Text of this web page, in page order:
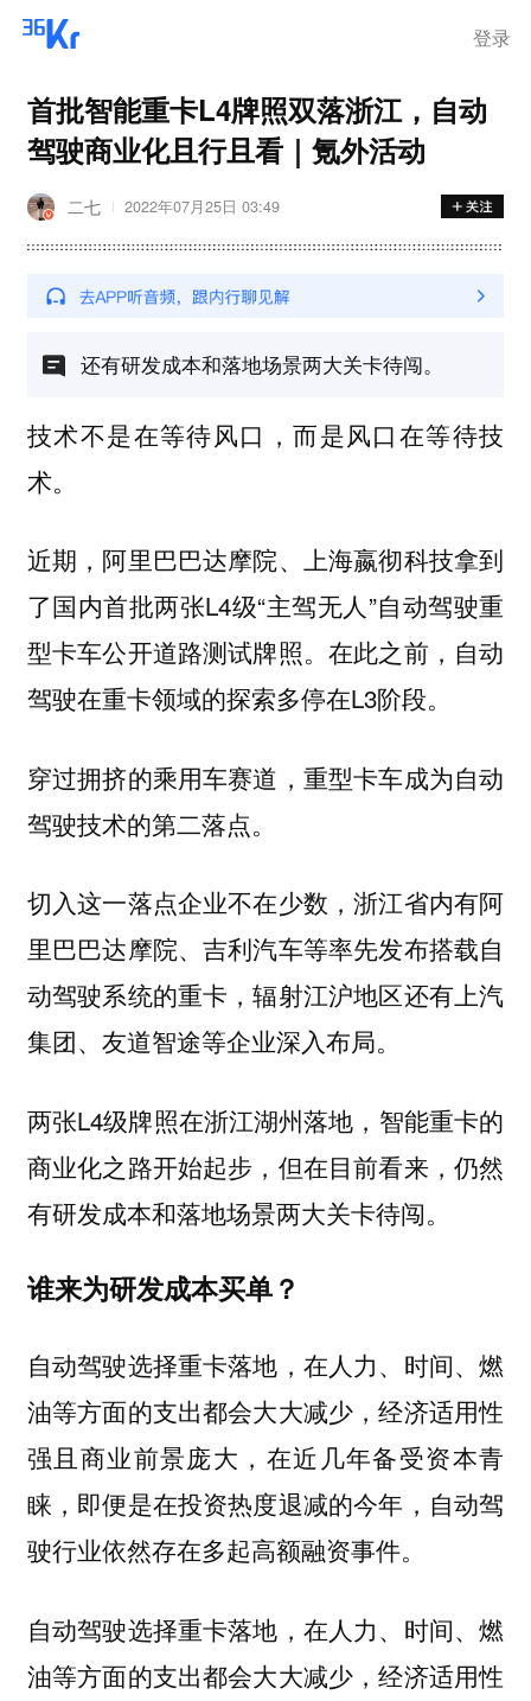
登录
首批智能重卡L4牌照双落浙江，自动
驾驶商业化且行且看｜氪外活动
二七 2022年07月25日 03:49
还有研发成本和落地场景两大关卡待闯。
技术不是在等待风口，而是风口在等待技
术。
近期，阿里巴巴达摩院、上海嬴彻科技拿到
了国内首批两张L4级“主驾无人”自动驾驶重
型卡车公开道路测试牌照。在此之前，自动
驾驶在重卡领域的探索多停在L3阶段。
穿过拥挤的乘用车赛道，重型卡车成为自动
驾驶技术的第二落点。
切入这一落点企业不在少数，浙江省内有阿
里巴巴达摩院、吉利汽车等率先发布搭载自
动驾驶系统的重卡，辐射江沪地区还有上汽
集团、友道智途等企业深入布局。
两张L4级牌照在浙江湖州落地，智能重卡的
商业化之路开始起步，但在目前看来，仍然
有研发成本和落地场景两大关卡待闯。
谁来为研发成本买单？
自动驾驶选择重卡落地，在人力、时间、燃
油等方面的支出都会大大减少，经济适用性
强且商业前景庞大，在近几年备受资本青
睐，即便是在投资热度退减的今年，自动驾
驶行业依然存在多起高额融资事件。
自动驾驶选择重卡落地，在人力、时间、燃
油等方面的支出都会大大减少，经济适用性